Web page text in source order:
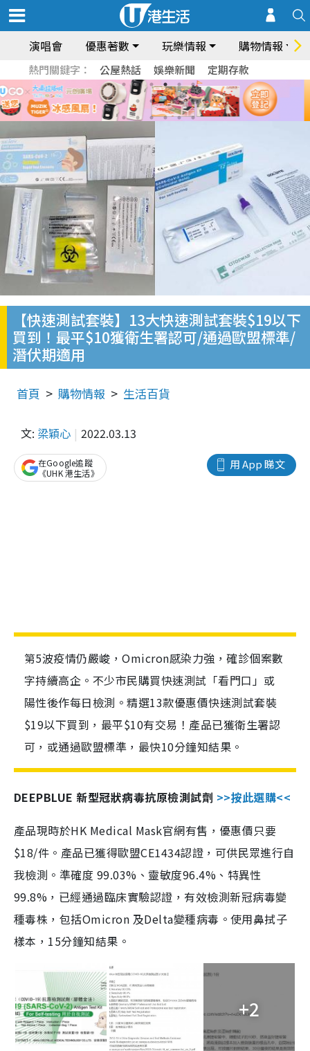
演唱會 優惠著數 玩樂情報 購物情報
熱門關鍵字： 公屋熱話 娛樂新聞 定期存款
【快速測試套裝】13大快速測試套裝$19以下
買到！最平$10獲衛生署認可/通過歐盟標準/
潛伏期適用
首頁 購物情報 生活百貨
文: 梁穎心 2022.03.13
用 App 睇文
在Google追蹤
《UHK 港生活》
第5波疫情仍嚴峻，Omicron感染力強，確診個案數
字持續高企。不少市民購買快速測試「看門口」或
陽性後作每日檢測。精選13款優惠價快速測試套裝
$19以下買到，最平$10有交易！產品已獲衛生署認
可，或通過歐盟標準，最快10分鐘知結果。
DEEPBLUE 新型冠狀病毒抗原檢測試劑 >>按此選購<<
產品現時於HK Medical Mask官網有售，優惠價只要
$18/件。產品已獲得歐盟CE1434認證，可供民眾進行自
我檢測。準確度 99.03%、靈敏度96.4%、特異性
99.8%，已經通過臨床實驗認證，有效檢測新冠病毒變
種毒株，包括Omicron 及Delta變種病毒。使用鼻拭子
樣本，15分鐘知結果。
+2